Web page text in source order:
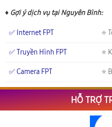
♦ Gợi ý dịch vụ tại Nguyên Bình:
✅ Internet FPT ⭐
✅ Truyền Hình FPT ⭐
✅ Camera FPT ⭐
HỖ TRỢ